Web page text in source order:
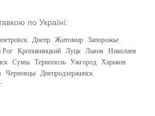
по Україні:
Днепр Житомир Запорожье
Рог Кропивницкий Луцк Львов Николаев
Сумы Тернополь Ужгород Харьков
Черновцы Днепродзержинск